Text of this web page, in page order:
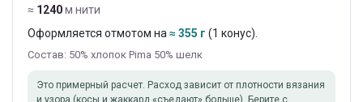
≈ 1240м нити
Оформляется отмотом на≈ 355 г (1 конус).
Состав: 50% хлопок Pima 50% шелк
Это примерный расчет. Расход зависит от плотности вязания